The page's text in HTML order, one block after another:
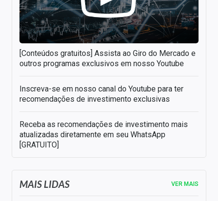
[Conteúdos gratuitos] Assista ao Giro do Mercado e
outros programas exclusivos em nosso Youtube
Inscreva-se em nosso canal do Youtube para ter
recomendações de investimento exclusivas
Receba as recomendações de investimento mais
atualizadas diretamente em seu WhatsApp
[GRATUITO]
MAIS LIDAS VER MAIS